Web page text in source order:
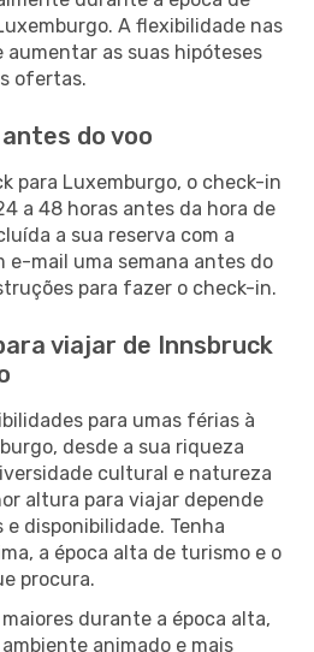
A flexibilidade nas
aumentar as suas hipóteses
ofertas.
do voo
para Luxemburgo, o check-in
a 48 horas antes da hora de
a sua reserva com a
e-mail uma semana antes do
para fazer o check-in.
viajar de Innsbruck
para umas férias à
desde a sua riqueza
cultural e natureza
altura para viajar depende
disponibilidade. Tenha
a época alta de turismo e o
procura.
durante a época alta,
animado e mais